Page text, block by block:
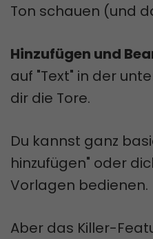
Ton schauen (und
Hinzufügen und
auf "Text" in der
dir die Tore.
Du kannst ganz
hinzufügen" oder
Vorlagen bedienen.
Aber das Killer-